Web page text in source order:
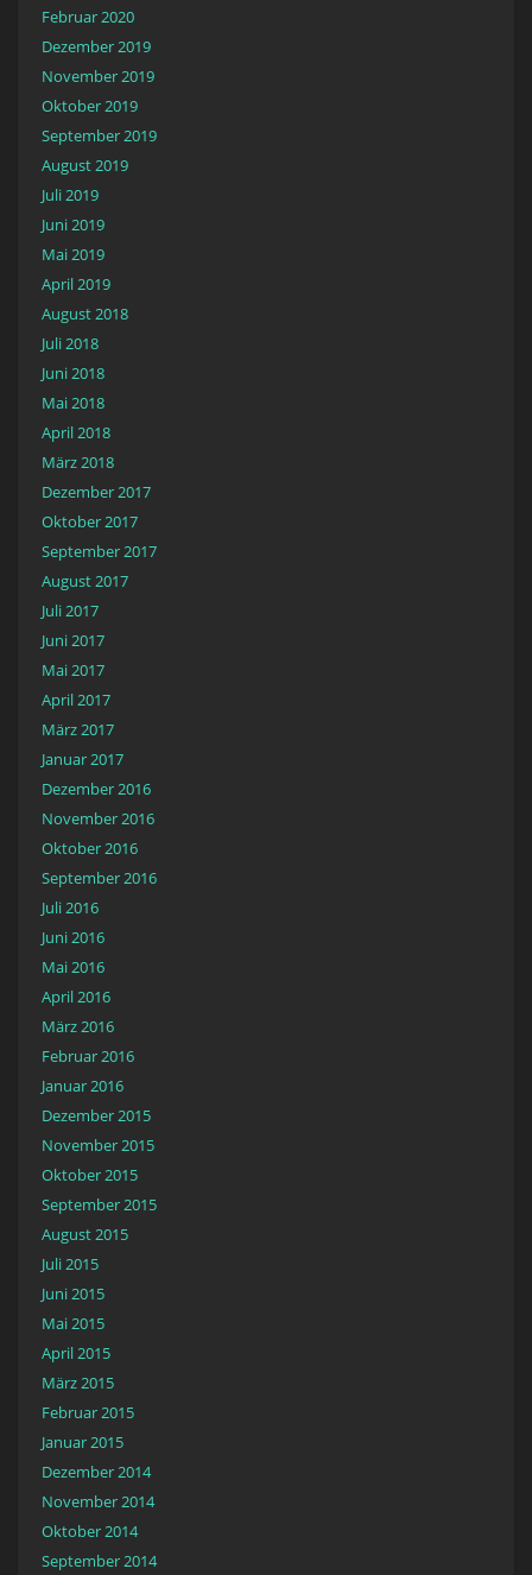
Februar 2020
Dezember 2019
November 2019
Oktober 2019
September 2019
August 2019
Juli 2019
Juni 2019
Mai 2019
April 2019
August 2018
Juli 2018
Juni 2018
Mai 2018
April 2018
März 2018
Dezember 2017
Oktober 2017
September 2017
August 2017
Juli 2017
Juni 2017
Mai 2017
April 2017
März 2017
Januar 2017
Dezember 2016
November 2016
Oktober 2016
September 2016
Juli 2016
Juni 2016
Mai 2016
April 2016
März 2016
Februar 2016
Januar 2016
Dezember 2015
November 2015
Oktober 2015
September 2015
August 2015
Juli 2015
Juni 2015
Mai 2015
April 2015
März 2015
Februar 2015
Januar 2015
Dezember 2014
November 2014
Oktober 2014
September 2014